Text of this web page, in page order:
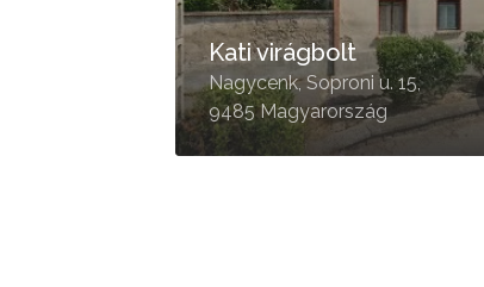
Kati virágbolt
Nagycenk, Soproni u. 15,
9485 Magyarország